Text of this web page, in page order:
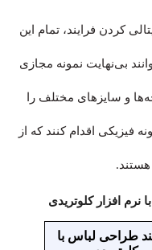
کردن فرایند، تمام این
بی‌نهایت نمونه مجازی
و سایزهای مختلف را
فیزیکی اقدام کنند که از
افزار کلوتریدی
طراحی لباس با